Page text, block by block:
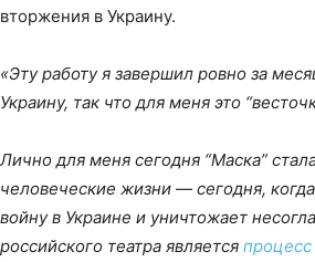
вторжения в Украину.
«Эту работу я завершил ровно за
Украину, так что для меня это
Лично для меня сегодня “Маска”
человеческие жизни — сегодня,
войну в Украине и уничтожает
российского театра является